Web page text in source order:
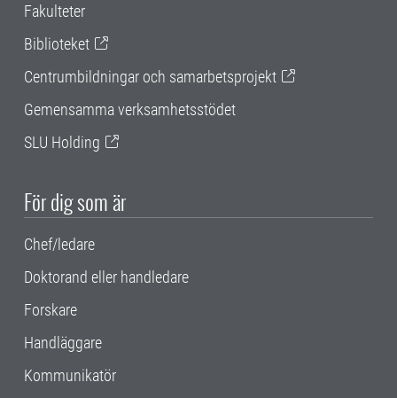
Fakulteter
Biblioteket
Centrumbildningar och samarbetsprojekt
Gemensamma verksamhetsstödet
SLU Holding
För dig som är
Chef/ledare
Doktorand eller handledare
Forskare
Handläggare
Kommunikatör